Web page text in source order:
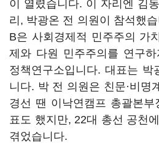
이 열렸습니다. 이 자리엔 김
리, 박광온 전 의원이 참석했
B은 사회경제적 민주주의 가
제와 다원 민주주의를 연구
정책연구소입니다. 대표는
니다. 박 전 의원은 친문·비명
경선 땐 이낙연캠프 총괄본부
표도 했지만, 22대 총선 공천
겪었습니다.